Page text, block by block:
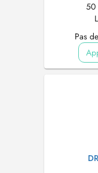
50
Pas